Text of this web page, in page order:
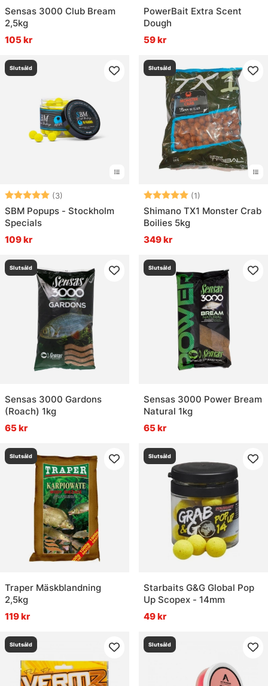
Sensas 3000 Club Bream
2,5kg
105 kr
PowerBait Extra Scent
Dough
59 kr
Slutsåld
Betyg: (3)
SBM Popups - Stockholm
Specials
109 kr
Slutsåld
Betyg: (1)
Shimano TX1 Monster Crab
Boilies 5kg
349 kr
Slutsåld
Sensas 3000 Gardons
(Roach) 1kg
65 kr
Slutsåld
Sensas 3000 Power Bream
Natural 1kg
65 kr
Slutsåld
Traper Mäskblandning
2,5kg
119 kr
Slutsåld
Starbaits G&G Global Pop
Up Scopex - 14mm
49 kr
Slutsåld Slutsåld